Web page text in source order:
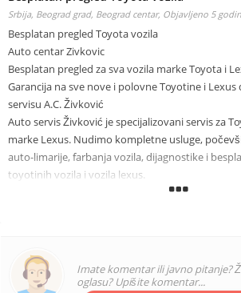
Srbija, Beograd grad, Beograd centar, Objavljeno 5
Besplatan pregled Toyota vozila
Auto centar Zivkovic
Besplatan pregled za sva vozila marke Toyota i
Garancija na sve nove i polovne Toyotine i Lexus
servisu A.C. Živković
Auto servis Živković je specijalizovani servis za
marke Lexus. Nudimo kompletne usluge,
auto-limarije, farbanja vozila, dijagnostike i
toyotinih vozila i vozila lexus.
95,100,120,150,200,V8,hilux,previa,prius
- Delove za sve modele marke
Imate komentar ili javno pitanje?
oglasu? Upišite komentar...